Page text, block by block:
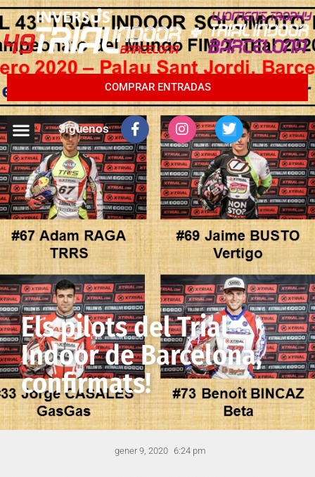
COMPRAR ENTRADAS
Síguenos
Els pilots del Trial
Indoor de Barcelona,
confirmats!
gener 9, 2020 6:24 pm